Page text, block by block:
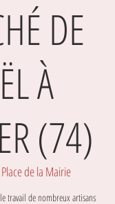
DE
À
(74)
Place de la Mairie
travail de nombreux artisans